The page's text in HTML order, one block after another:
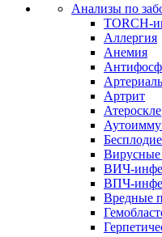
Анализы по
TORCH-
Аллергия
Анемия
Артрит
Бесплодие
Вирусные
ВИЧ-
ВПЧ-
Вредные